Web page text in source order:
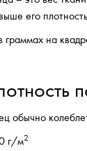
его
граммах на
обычно
г/м2